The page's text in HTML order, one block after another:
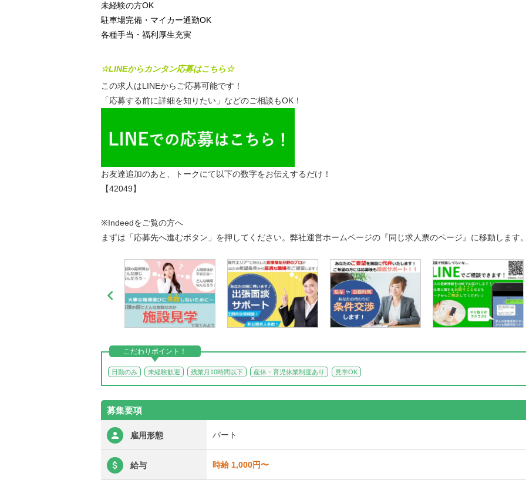
未経験の方OK
駐車場完備・マイカー通勤OK
各種手当・福利厚生充実
☆LINEからカンタン応募はこちら☆
この求人はLINEからご応募可能です！
「応募する前に詳細を知りたい」などのご相談もOK！
お友達追加のあと、トークにて以下の数字をお伝えするだけ！
【42049】
※Indeedをご覧の方へ
まずは「応募先へ進むボタン」を押してください。弊社運営ホームページの『同じ求人票のページ』に移動します

こだわりポイント！
日勤のみ 未経験歓迎 残業月10時間以下 産休・育児休業制度あり 見学OK
募集要項
雇用形態 パート
給与 時給 1,000円〜